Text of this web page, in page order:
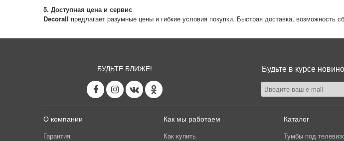
5. Доступная цена и сервис
Decorall предлагает разумные цены и гибкие условия покупки. Быстрая доставка, возможность
БУДЬТЕ БЛИЖЕ! Будьте в курсе
О компании
Гарантия
Как мы работаем
Как купить
Каталог
Тумбы под